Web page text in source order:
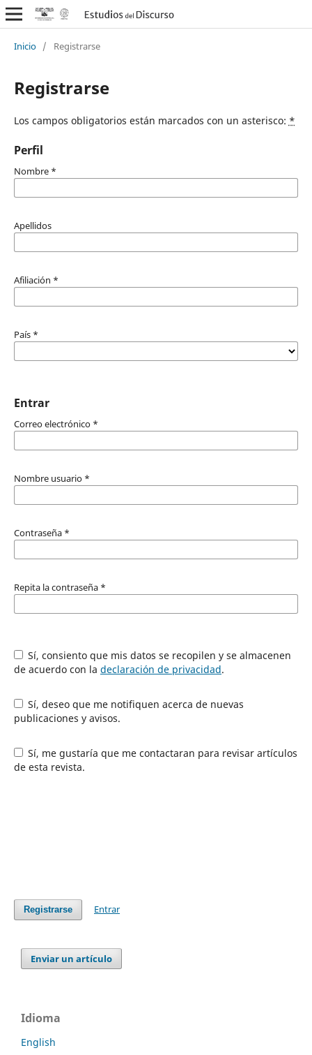
Inicio / Registrarse
Registrarse
Los campos obligatorios están marcados con un asterisco: *
Perfil
Nombre *
Apellidos
Afiliación *
País *
Entrar
Correo electrónico *
Nombre usuario *
Contraseña *
Repita la contraseña *
Sí, consiento que mis datos se recopilen y se almacenen
de acuerdo con la declaración de privacidad.
Sí, deseo que me notifiquen acerca de nuevas
publicaciones y avisos.
Sí, me gustaría que me contactaran para revisar artículos
de esta revista.
Registrarse Entrar
Enviar un artículo
Idioma
English